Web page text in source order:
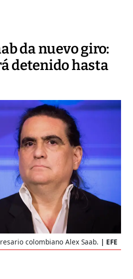
da nuevo giro:
detenido hasta
colombiano Alex Saab. EFE